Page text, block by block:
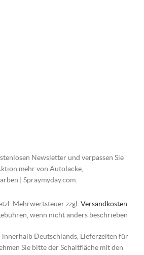
Newsletter und verpassen Sie
mehr von Autolacke,
| Spraymyday.com.
Mehrwertsteuer zzgl.Versandkosten
wenn nicht anders beschrieben
Deutschlands, Lieferzeiten für
Sie bitte der Schaltfläche mit den